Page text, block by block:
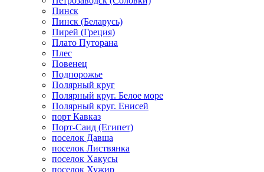
Пинск
Пинск (Беларусь)
Пирей (Греция)
Плато Путорана
Плес
Повенец
Подпорожье
Полярный круг
Полярный круг. Белое море
Полярный круг. Енисей
порт Кавказ
Порт-Саид (Египет)
поселок Давша
поселок Листвянка
поселок Хакусы
поселок Хужир